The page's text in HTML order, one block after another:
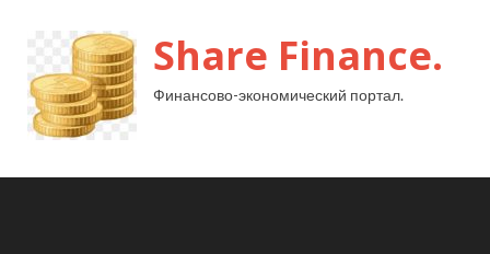
Share Finance.
Финансово-экономический портал.